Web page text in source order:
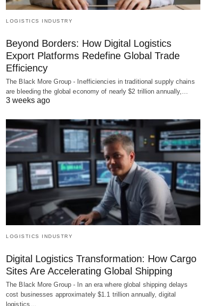
LOGISTICS INDUSTRY
Beyond Borders: How Digital Logistics
Export Platforms Redefine Global Trade
Efficiency
The Black More Group - Inefficiencies in traditional supply chains
are bleeding the global economy of nearly $2 trillion annually,…
3 weeks ago
LOGISTICS INDUSTRY
Digital Logistics Transformation: How Cargo
Sites Are Accelerating Global Shipping
The Black More Group - In an era where global shipping delays
cost businesses approximately $1.1 trillion annually, digital
logistics…